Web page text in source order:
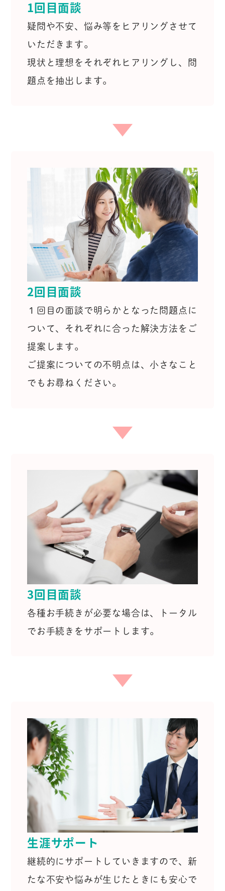
1回目面談
疑問や不安、悩み等をヒアリングさせて
いただきます。
現状と理想をそれぞれヒアリングし、問
題点を抽出します。
2回目面談
１回目の面談で明らかとなった問題点に
ついて、
それぞれに合った解決方法をご
提案します。
ご提案についての不明点は、小さなこと
でもお尋ねください。
3回目面談
各種お手続きが必要な場合は、
トータル
でお手続きをサポートします。
生涯サポート
継続的にサポートしていきますので、 新
たな不安や悩みが生じたときにも安心で